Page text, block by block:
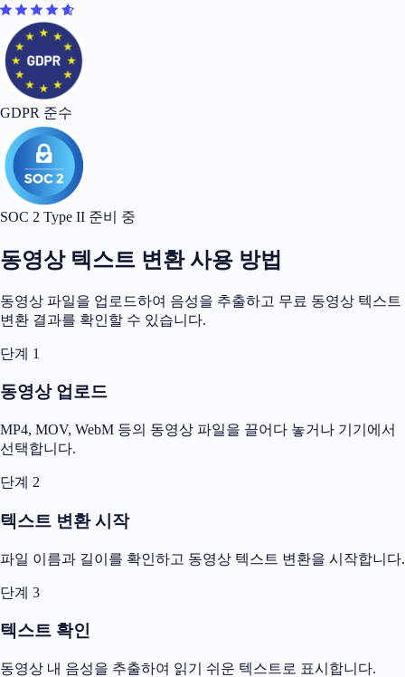
GDPR 준수
SOC 2 Type II 준비 중
동영상 텍스트 변환 사용 방법
동영상 파일을 업로드하여 음성을 추출하고 무료 동영상 텍스트
변환 결과를 확인할 수 있습니다.
단계 1
동영상 업로드
MP4, MOV, WebM 등의 동영상 파일을 끌어다 놓거나 기기에서
선택합니다.
단계 2
텍스트 변환 시작
파일 이름과 길이를 확인하고 동영상 텍스트 변환을 시작합니다.
단계 3
텍스트 확인
동영상 내 음성을 추출하여 읽기 쉬운 텍스트로 표시합니다.